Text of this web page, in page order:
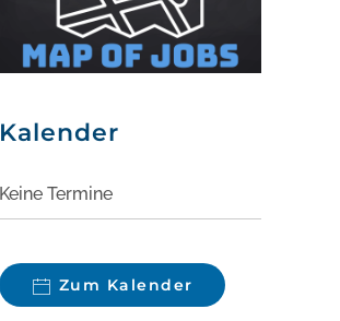
Kalender
Keine Termine
Zum Kalender